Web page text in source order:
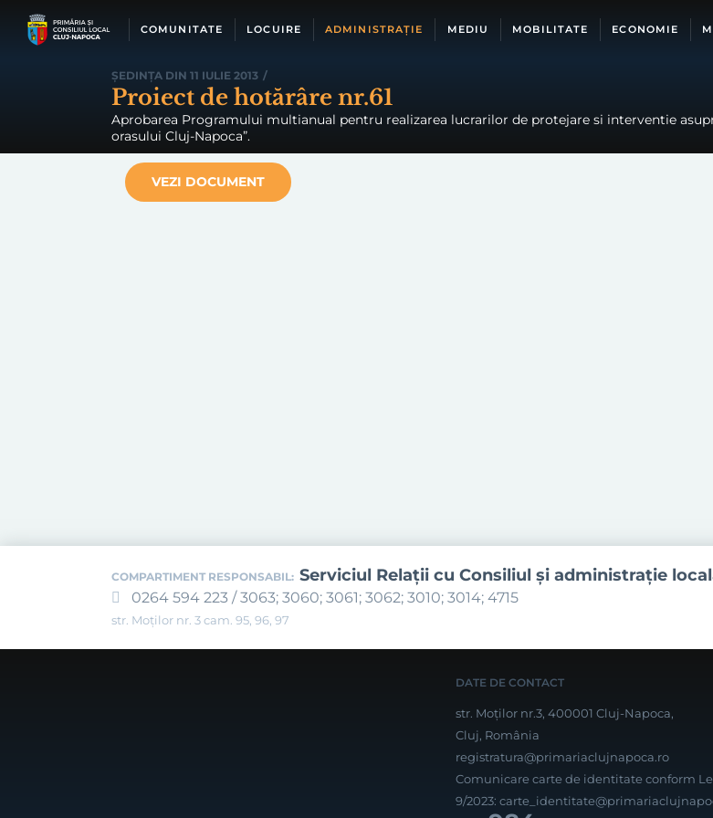
COMUNITATE LOCUIRE ADMINISTRAȚIE MEDIU MOBILITATE ECONOMIE
ȘEDINȚA DIN 11 IULIE 2013 /
Proiect de hotărâre nr.61
Aprobarea Programului multianual pentru realizarea lucrarilor de protejare si interventie
orasului Cluj-Napoca”.
VEZI DOCUMENT
COMPARTIMENT RESPONSABIL: Serviciul Relaţii cu Consiliul şi administraţie
0264 594 223 / 3063; 3060; 3061; 3062; 3010; 3014; 4715
str. Moților nr. 3 cam. 95, 96, 97
DATE DE CONTACT
str. Moților nr.3, 400001 Cluj-Napoca,
Cluj, România
registratura@primariaclujnapoca.ro
Comunicare carte de identitate conform
9/2023: